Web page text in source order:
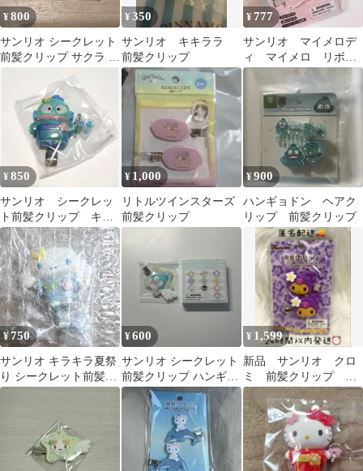
¥800
サンリオ シークレット
前髪クリップ サクラ マ
¥350
サンリオ キキララ
前髪クリップ
¥777
サンリオ マイメロデ
ィ マイメロ リボ
ン 前髪クリップ ヘ
アピン ヘアクリップ
¥850
サンリオ シークレッ
ト前髪クリップ キャ
ラキラ祭り ハンギョ
ドン
¥ 1,000
リトルツインスターズ
前髪クリップ
¥900
ハンギョドン ヘアク
リップ 前髪クリップ
¥750
サンリオ キラキラ夏祭
り シークレット前髪ク
リップ シナモロール
¥600
サンリオ シークレット
前髪クリップ ハンギョ
ドン
¥ 1,599
新品 サンリオ クロ
ミ 前髪クリップ 日
焼け トコナツ